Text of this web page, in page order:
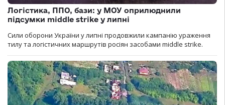
Логістика, ППО, бази: у МОУ оприлюднили
підсумки middle strike у липні
Сили оборони України у липні продовжили кампанію ураження
тилу та логістичних маршрутів росіян засобами middle strike.